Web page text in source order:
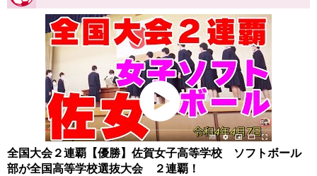
全国大会２連覇【優勝】佐賀女子高等学校 ソフトボール
部が全国高等学校選抜大会 ２連覇！